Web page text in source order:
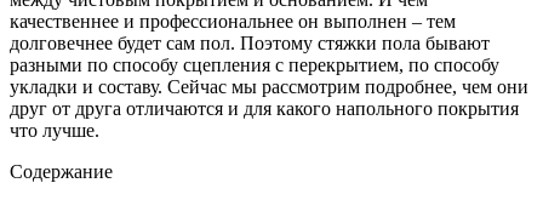
качественнее и профессиональнее он выполнен – тем
долговечнее будет сам пол. Поэтому стяжки пола бывают
разными по способу сцепления с перекрытием, по способу
укладки и составу. Сейчас мы рассмотрим подробнее, чем они
друг от друга отличаются и для какого напольного покрытия
что лучше.
Содержание